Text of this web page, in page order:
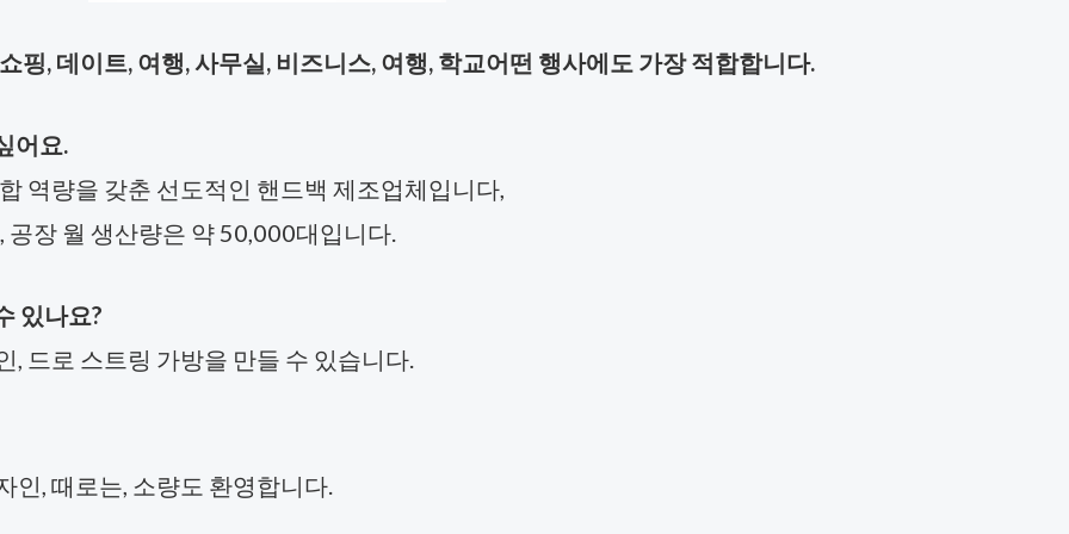
핑, 데이트, 여행, 사무실, 비즈니스, 여행, 학교어떤 행사에도 가장 적합합니다.
어요.
역량을 갖춘 선도적인 핸드백 제조업체입니다,
장 월 생산량은 약 50,000대입니다.
있나요?
드로 스트링 가방을 만들 수 있습니다.
, 때로는, 소량도 환영합니다.